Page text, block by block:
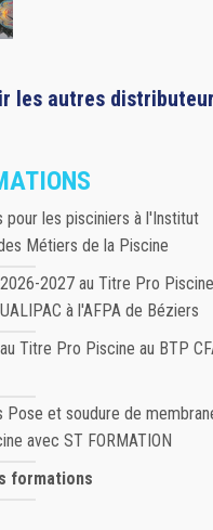
les autres
pour les pisciniers à l'Institut
Métiers de la Piscine
2027 au Titre Pro
à l'AFPA de Béziers
Titre Pro Piscine au BTP
Pose et soudure de
avec ST FORMATION
formations